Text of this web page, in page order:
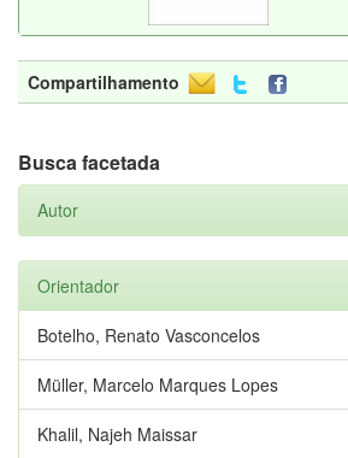
Compartilhamento
Busca facetada
Autor
Orientador
Botelho, Renato Vasconcelos
Müller, Marcelo Marques Lopes
Khalil, Najeh Maissar